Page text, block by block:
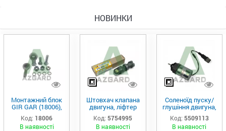
НОВИНКИ
Монтажний блок
GIR GAR (18006),
Аналог
Код: 18006
В наявності
Штовхач клапана
двигуна, ліфтер
(575-4995)
Код: 5754995
В наявності
Соленоїд пуску/
глушіння двигуна,
актуатор (550-
9113)
Код: 5509113
В наявності